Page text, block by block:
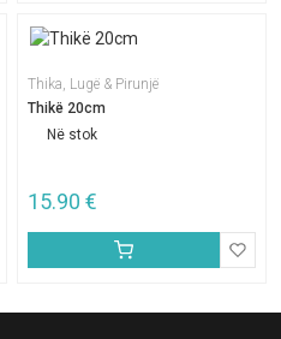
Thika, Lugë & Pirunjë
Thikë 20cm
Në stok
15.90 €